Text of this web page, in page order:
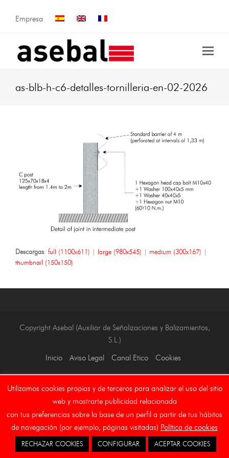
Empresa
as-blb-h-c6-detalles-tornilleria-en-02-2026
Descargas: full (1100x611) | large (980x545) | medium (300x167) |
thumbnail (150x150)
Copyright Asebal (Auxiliar de Señalizaciones y Balizamientos,
S.L.)
Inicio
Aviso Legal Canal Etico Cookies
Utilizamos cookies propias y de terceros para analizar el uso del sitio
web y mostrarte publicidad relacionada
con tus preferencias sobre la base de un perfil a partir de tus hábitos
de navegación (por ejemplo, páginas visitadas) Política de cookies
RECHAZAR COOKIES CONFIGURAR ACEPTAR COOKIES